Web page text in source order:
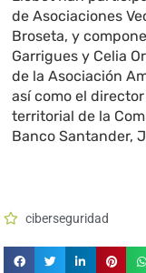
de Asociaciones
Broseta, y
Garrigues y Celia
de la Asociación
así como el
territorial de la
Banco Santander,
ciberseguridad